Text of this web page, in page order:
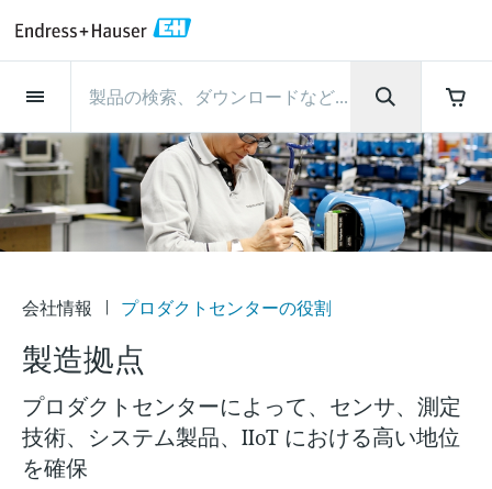
製品
流量計
レベル計・レベルスイッチ
水質分析
温度計
圧力 / 差圧伝送器
記録計・システム製品
流量計
電磁流量計
コリオリ質量流量計
超音波流量計
渦流量計
熱式質量流量計
差圧流量測定
レベル計・レベルスイッ
チ
レーダーレベル計
超音波式レベル計
静電容量式レベル計
水質分析
pHセンサおよび変換器
Conductivity sensors & transmitters
濁度センサ & 変換器
塩素センサ & 変換器
溶存酸素センサおよび変換器
実験器具
温度計
温度伝送器
産業用温度計
サーモウェル
高温用温度計
サニタリ温度計
一体型温度計
圧力 / 差圧伝送器
絶対圧およびゲージ圧測定
差圧測定
製品一覧
記録計・システム製品
データマネージャ＆データロガー
プロセス表示器およびコントロー
ワイヤレスHART ソリューション
ゲートウェイ & モデム
化学成分の光学式分析
TDLASとQF分析装置
ラマン分光システム
排出ガス監視ソリューション
粒子計測機器
デジタルアナライザソリューショ
ン
Netilion IIoT
Netilion Value
Netilion Health
Netilion Analytics
Netilionライブラリ
Netilion Inventory
Netilion Connect
計装サービス
エンジニアリングサービス
サポートサービスおよび教育サー
パフォーマンス最適化サービス
View all
エンジニアリングサービ
ス
計器新規調整
サポートサービスおよび
教育サービス
計測器サポート
計測器のメンテナンス
検証サービス
現地校正サービス
プロセスアナライザサービス
計測機器の修理
パフォーマンス最適化サー
ビス
測定性能分析
分析
インダストリー
食品 & 飲料産業
水処理・排水処理
石油・ガス／海事産業
ライフサイエンス
化学産業：サステナブルな成功の
パートナー
サポート
カスタマーサポート
サポートハブ：Endress+Hauserのサポート
に必要な情報を一括提供
取扱説明書、カタログ、ソフトウェア、ビ
デオ、認定書、その他さまざまなドキュメ
ントの検索、ダウンロードが可能です。
学ぶ
ラーニングセンター
会社情報
Endress+Hauserについて
プロダクトセンターの役割
ケイパビリティ
導入事例
ニュース＆ストーリー
イベント & トレーニング
Endress+Hauserについて
会社概要
エンドレスハウザー ジャパン
財務成績
グループ経営陣
沿革
企業文化と価値感
プロダクトセンターの役
割
Endress+Hauser Level+Pressure
Temperature+System Products
Endress+Hauser Digital Solutions
ケイパビリティ
プロセスの安全性
サイバーセキュリティ
プロジェクトのプロセスオートメ
My Endress+Hauser
B2B インテグレーション
ニュース＆ストーリー
ニュース＆ストーリー概要
すべての記事
プレスリリース
クイックファクト
メディア素材
プレスイベント
イベント & トレーニング
トレーニング
セミナー
展示会
オンラインセミナー
サミット
ネットワーキング
キャリア
募集中の職種を見る
Endress+Hauserで働く
その他の採用情報
Job opportunities at Analytik Jena
Job opportunities with Innovative
Sensor Technology IST AG
会社情報 プロダクトセンターの役割
製造拠点
プロダクトセンターによって、センサ、測定
技術、システム製品、IIoT における高い地位
を確保